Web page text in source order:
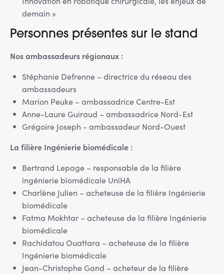
demain »
Personnes présentes sur le stand
Nos ambassadeurs régionaux :
Stéphanie Defrenne – directrice du réseau des
ambassadeurs
Marion Peuke – ambassadrice Centre-Est
Anne-Laure Guiraud – ambassadrice Nord-Est
Grégoire Joseph - ambassadeur Nord-Ouest
La filière Ingénierie biomédicale :
Bertrand Lepage – responsable de la filière
ingénierie biomédicale UniHA
Charlène Julien – acheteuse de la filière Ingénierie
biomédicale
Fatma Mokhtar – acheteuse de la filière Ingénierie
biomédicale
Rachidatou Ouattara – acheteuse de la filière
Ingénierie biomédicale
Jean-Christophe Gand – acheteur de la filière